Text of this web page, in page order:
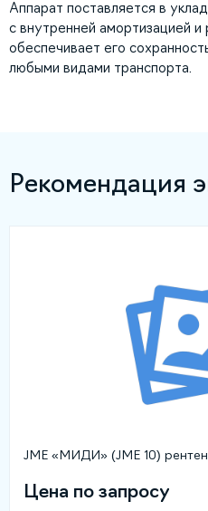
Аппарат поставляется в
с внутренней амортизацией и
обеспечивает его
любыми видами транспорта.
Рекомендация
JME «МИДИ» (JME 10)
Цена по запросу